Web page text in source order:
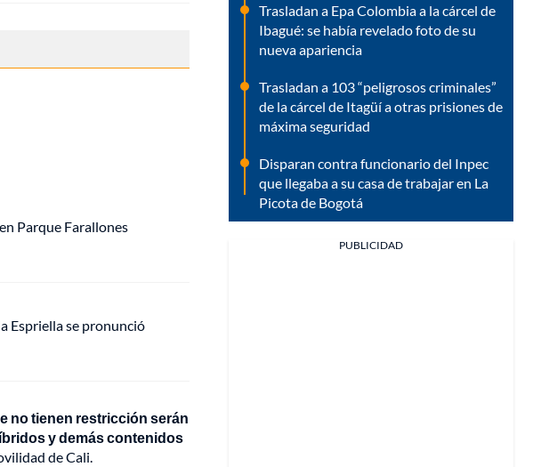
Parque Farallones
Espriella se pronunció
no tienen restricción serán
y demás contenidos
de Cali.
Trasladan a Epa Colombia a la cárcel de
Ibagué: se había revelado foto de su
nueva apariencia
Trasladan a 103 “peligrosos criminales”
de la cárcel de Itagüí a otras prisiones de
máxima seguridad
Disparan contra funcionario del Inpec
que llegaba a su casa de trabajar en La
Picota de Bogotá
PUBLICIDAD